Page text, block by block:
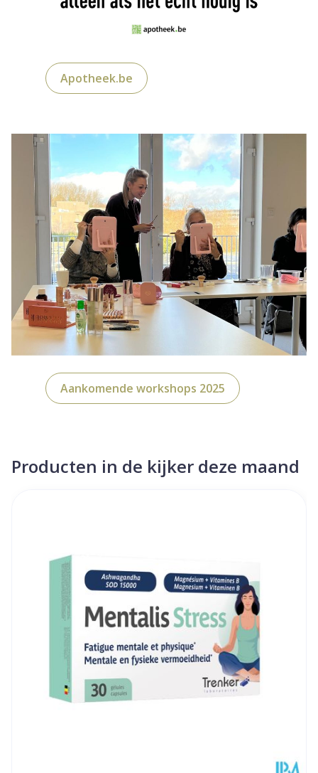
Apotheek.be
Aankomende workshops 2025
Producten in de kijker deze maand